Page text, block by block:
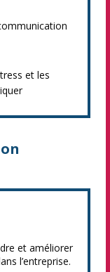
et les
et améliorer
l’entreprise.